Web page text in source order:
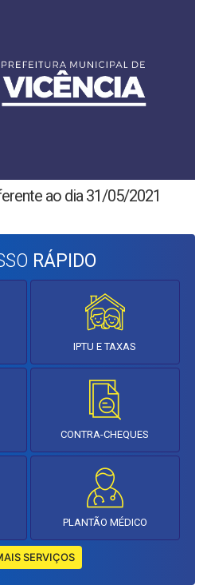
ao dia 31/05/2021
RÁPIDO
IPTU E TAXAS
CONTRA-CHEQUES
PLANTÃO MÉDICO
SERVIÇOS